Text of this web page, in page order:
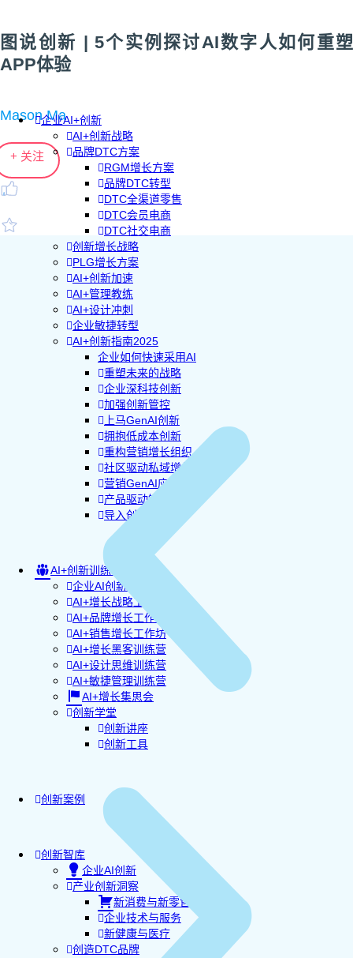
企业AI+创新
AI+创新战略
品牌DTC方案
RGM增长方案
品牌DTC转型
DTC全渠道零售
DTC会员电商
DTC社交电商
创新增长战略
PLG增长方案
AI+创新加速
AI+管理教练
AI+设计冲刺
企业敏捷转型
AI+创新指南2025
企业如何快速采用AI
重塑未来的战略
企业深科技创新
加强创新管控
上马GenAI创新
拥抱低成本创新
重构营销增长组织
社区驱动私域增长
营销GenAI应用
产品驱动销售PLS
导入创新运营
AI+创新训练营
企业AI创新工作坊
AI+增长战略工作坊
AI+品牌增长工作坊
AI+销售增长工作坊
AI+增长黑客训练营
AI+设计思维训练营
AI+敏捷管理训练营
AI+增长集思会
创新学堂
创新讲座
创新工具
创新案例
创新智库
企业AI创新
产业创新洞察
新消费与新零售
企业技术与服务
新健康与医疗
创造DTC品牌
图说创新 | 5个实例探讨AI数字人如何重塑
APP体验
Mason Ma
+ 关注